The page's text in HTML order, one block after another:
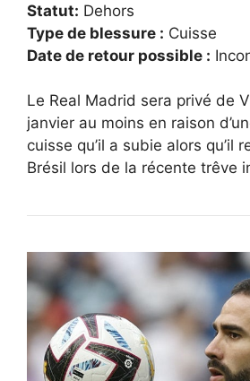
Statut: Dehors
Type de blessure : Cuisse
Date de retour possible :
Le Real Madrid sera privé de
janvier au moins en raison
cuisse qu’il a subie alors qu’il
Brésil lors de la récente trêve